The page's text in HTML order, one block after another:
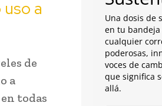
a
de
a
todas
Una dosis de
en tu
cualquier
poderosas,
voces de
que significa
allá.